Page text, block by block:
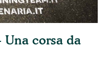
Una corsa da